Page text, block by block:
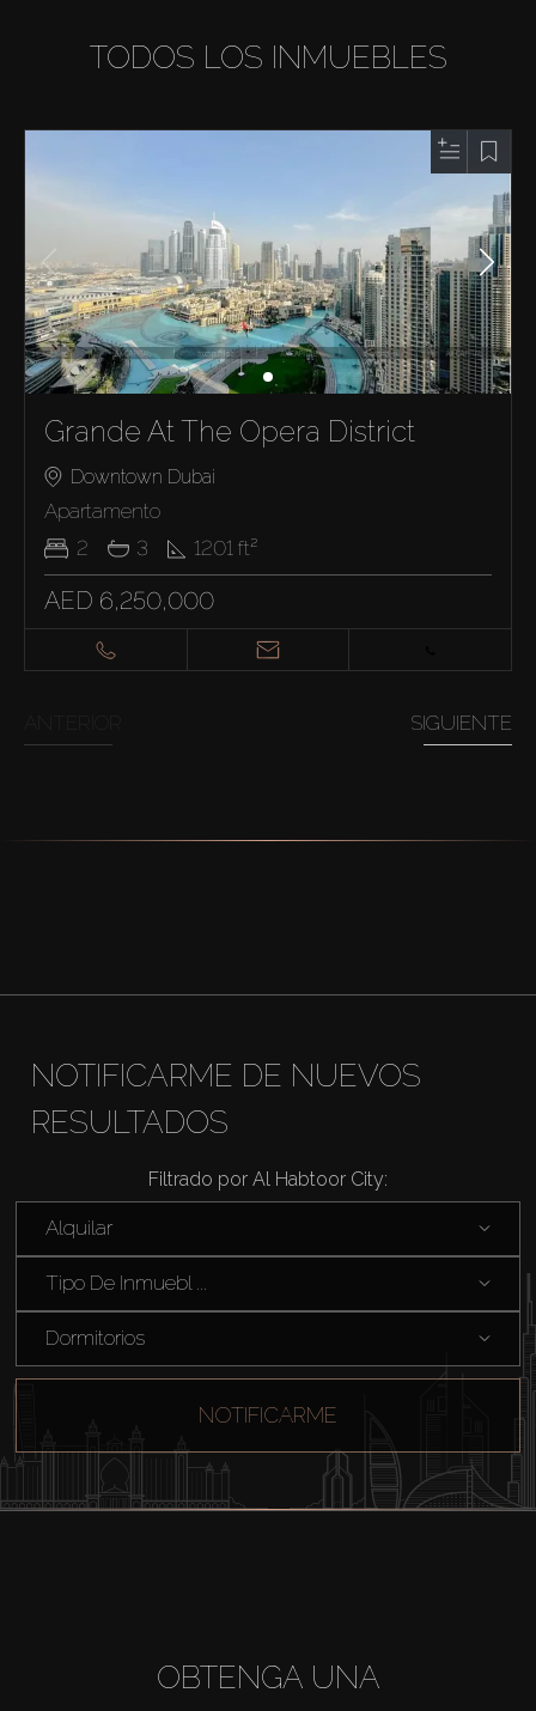
TODOS LOS INMUEBLES
Grande At The Opera District
Downtown Dubai
Apartamento
2
3 1201 ft²
AED 6,250,000
SIGUIENTE
NOTIFICARME DE NUEVOS
RESULTADOS
Filtrado por Al Habtoor City:
Alquilar
Tipo De Inmuebl ...
Dormitorios
NOTIFICARME
OBTENGA UNA